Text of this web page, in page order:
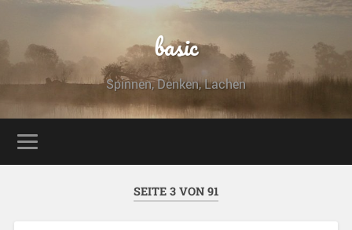
basic
Spinnen, Denken, Lachen
SEITE 3 VON 91